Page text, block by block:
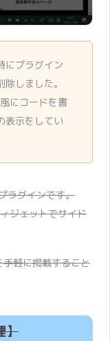
にプラグイン
しました。
にコードを書
表示をしてい
ラグインです。
ジェットでサイド
軽に掲載すること
】